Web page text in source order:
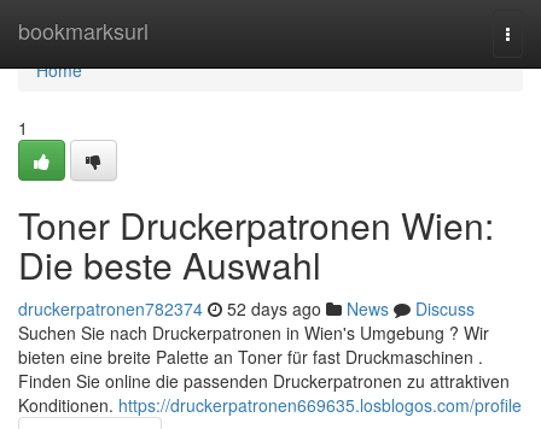
bookmarksurl
Home
Home
1
Toner Druckerpatronen Wien:
Die beste Auswahl
druckerpatronen782374 52 days ago News
Discuss
Suchen Sie nach Druckerpatronen in Wien's Umgebung ? Wir
bieten eine breite Palette an Toner für fast Druckmaschinen .
Finden Sie online die passenden Druckerpatronen zu attraktiven
Konditionen. https://druckerpatronen669635.losblogos.com/profile